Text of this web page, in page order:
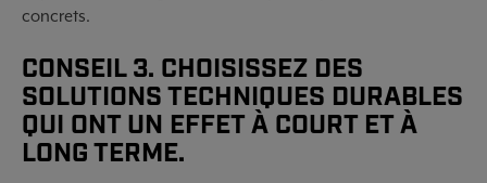
concrets.
CONSEIL 3. CHOISISSEZ DES
SOLUTIONS TECHNIQUES DURABLES
QUI ONT UN EFFET À COURT ET À
LONG TERME.